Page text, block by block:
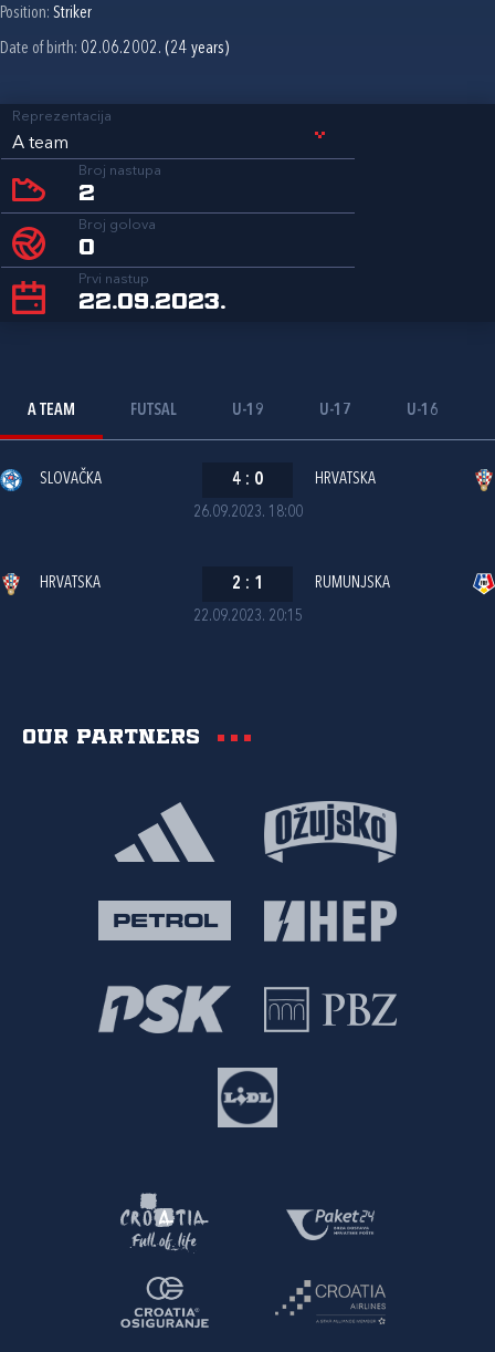
Position: Striker
Date of birth: 02.06.2002. (24 years)
Reprezentacija
A team
Broj nastupa
2
Broj golova
0
Prvi nastup
22.09.2023.
A TEAM FUTSAL U-19 U-17 U-16
26.09.2023. 18:00
SLOVAČKA 4 : 0 HRVATSKA
22.09.2023. 20:15
HRVATSKA 2 : 1 RUMUNJSKA
Our partners